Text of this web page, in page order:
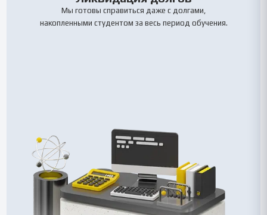
Мы готовы справиться даже с долгами,
накопленными студентом за весь период обучения.